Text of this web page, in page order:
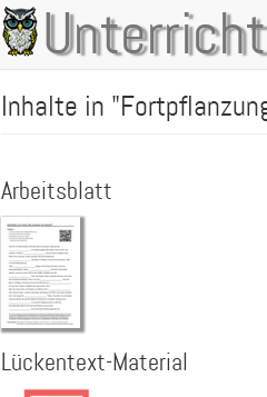
Main
navigation
Inhalte in
Arbeitsblatt
Lückentext-Material